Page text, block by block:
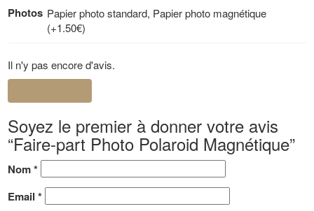
Photos Papier photo standard, Papier photo magnétique
(+1.50€)
Il n'y pas encore d'avis.
Soyez le premier à donner votre avis
“Faire-part Photo Polaroid Magnétique”
Nom*
Email *